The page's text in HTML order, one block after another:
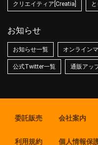
クリエイティア[Creatia]
お知らせ
お知らせ一覧 オンライン
公式Twitter一覧 通販アッ
委託販売 会社案内
利用規約 個人情報保